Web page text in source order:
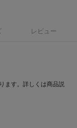
レビュー
ます。詳しくは商品説